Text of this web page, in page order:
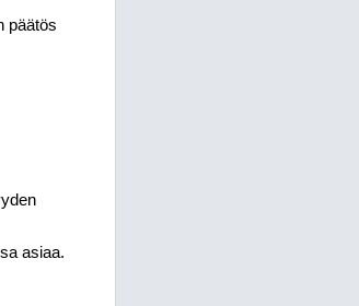
päätös
asiaa.